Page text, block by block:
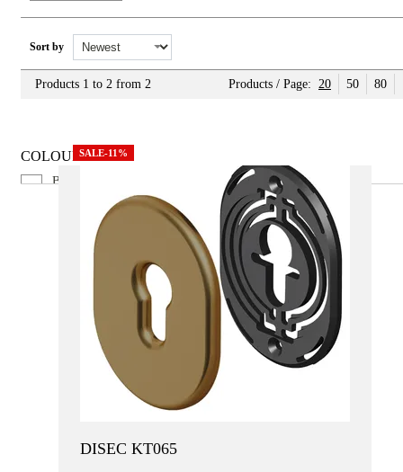
Sort by
Products 1 to 2 from 2 Products / Page: 20 50 80
COLOUR
Brass Mat
SALE-11%
DISEC KT065